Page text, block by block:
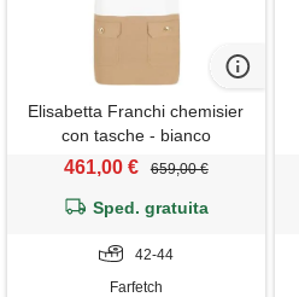
Elisabetta Franchi chemisier
con tasche - bianco
461,00 € 659,00 €
Sped. gratuita
42-44
Farfetch